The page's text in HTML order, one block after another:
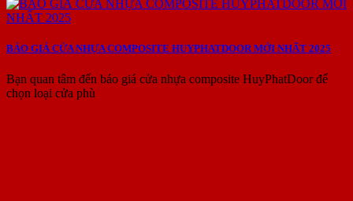
BÁO GIÁ CỬA NHỰA COMPOSITE HUYPHATDOOR MỚI NHẤT 2025
Bạn quan tâm đến báo giá cửa nhựa composite HuyPhatDoor để
chọn loại cửa phù